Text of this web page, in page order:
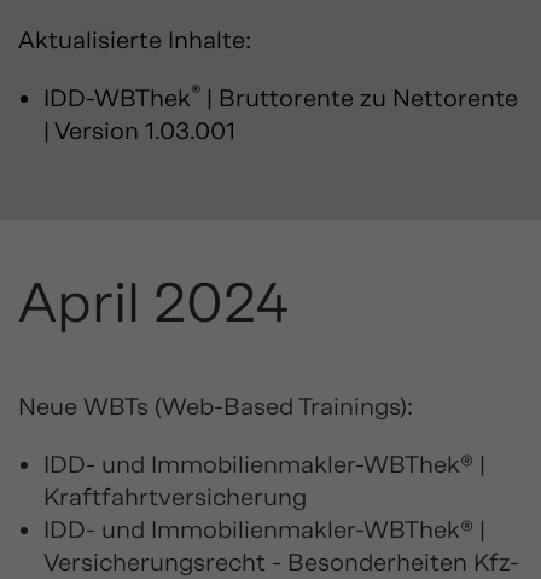
Aktualisierte Inhalte:
IDD-WBThek® | Bruttorente zu Nettorente
| Version 1.03.001
April 2024
Neue WBTs (Web-Based Trainings):
IDD- und Immobilienmakler-WBThek® |
Kraftfahrtversicherung
IDD- und Immobilienmakler-WBThek® |
Versicherungsrecht - Besonderheiten Kfz-